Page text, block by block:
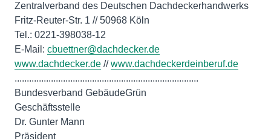
Zentralverband des Deutschen Dachdeckerhandwerks
Fritz-Reuter-Str. 1 // 50968 Köln
Tel.: 0221-398038-12
E-Mail: cbuettner@dachdecker.de
www.dachdecker.de //www.dachdeckerdeinberuf.de
............................................................................
Bundesverband GebäudeGrün
Geschäftsstelle
Dr. Gunter Mann
Präsident